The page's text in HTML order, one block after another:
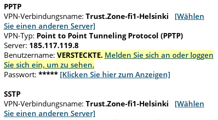
PPTP
VPN-Verbindungsname: Trust.Zone-fi1-Helsinki
[Wählen
Sie einen anderen Server]
VPN-Typ: Point to Point Tunneling Protocol (PPTP)
Server: 185.117.119.8
Benutzername: VERSTECKTE. Melden Sie sich an oder loggen
Sie sich ein, um zu sehen.
Passwort: ***** [Klicken Sie hier zum Anzeigen]
SSTP
VPN-Verbindungsname: Trust.Zone-fi1-Helsinki
[Wählen
Sie einen anderen Server]